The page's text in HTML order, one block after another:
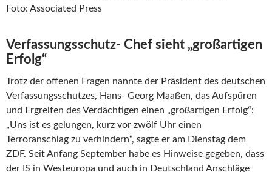
Foto: Associated Press
Verfassungsschutz- Chef sieht „großartigen
Erfolg“
Trotz der offenen Fragen nannte der Präsident des deutschen
Verfassungsschutzes, Hans- Georg Maaßen, das Aufspüren
und Ergreifen des Verdächtigen einen „großartigen Erfolg“:
„Uns ist es gelungen, kurz vor zwölf Uhr einen
Terroranschlag zu verhindern“, sagte er am Dienstag dem
ZDF. Seit Anfang September habe es Hinweise gegeben, dass
der IS in Westeuropa und auch in Deutschland Anschläge